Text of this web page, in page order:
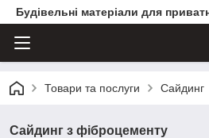
Будівельні матеріали для
Товари та послуги Сайдинг
Сайдинг з фіброцементу